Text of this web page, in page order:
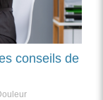
conseils de